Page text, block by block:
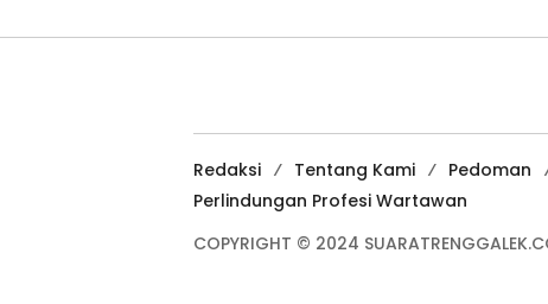
Redaksi Tentang Kami Pedoman
Perlindungan Profesi Wartawan
COPYRIGHT © 2024